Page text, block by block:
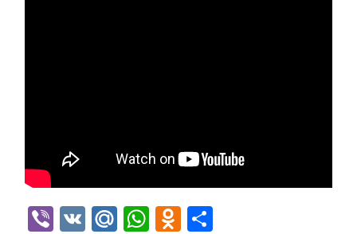
Viber
VK Mail.Ru
WhatsApp
Odnoklassniki